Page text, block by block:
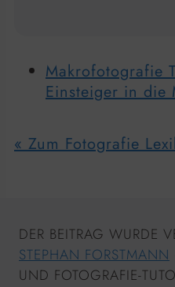
Makrofotografie
Einsteiger in die
« Zum Fotografie
DER BEITRAG WURDE
STEPHAN FORSTMANN
UND FOTOGRAFIE-